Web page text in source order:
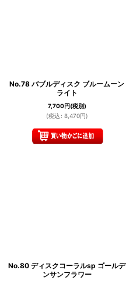
No.78 バブルディスク ブルームーン
ライト
7,700円(税別)
(税込 : 8,470円)
No.80 ディスクコーラルsp ゴールデ
ンサンフラワー